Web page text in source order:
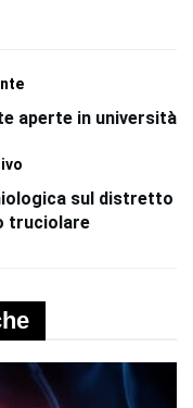
aperte in università
sul distretto
truciolare